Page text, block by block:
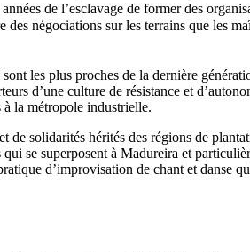
de l’esclavage de former des
négociations sur les terrains que les
les plus proches de la dernière
d’une culture de résistance et
à la métropole industrielle.
solidarités hérités des régions de
se superposent à Madureira et
d’improvisation de chant et danse